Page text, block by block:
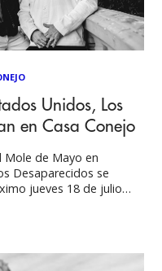
Unidos, Los
en Casa Conejo
Mole de Mayo en
Desaparecidos se
jueves 18 de julio
los asistentes podrán